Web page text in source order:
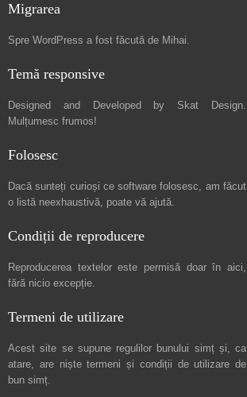
Migrarea
Spre WordPress a fost făcută de Mihai.
Temă responsive
Designed and Developed by Skat Design.
Mulțumesc frumos!
Folosesc
Dacă sunteți curioși ce software folosesc, am făcut
o listă neexhaustivă, poate vă ajută.
Condiții de reproducere
Reproducerea textelor este permisă doar în aici,
fără nicio excepție.
Termeni de utilizare
Acest site se supune regulilor bunului simț și, ca
atare, are niștetermeni și condiții de utilizare de
bun simț.